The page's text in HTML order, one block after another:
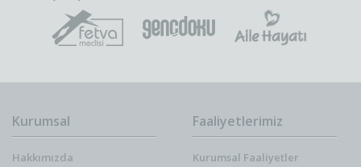
Kurumsal
Hakkımızda
Faaliyetlerimiz
Kurumsal Faaliyetler